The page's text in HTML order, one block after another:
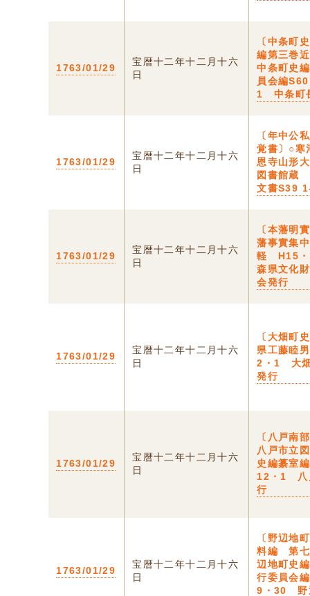
1763/01/29
宝暦十二年十二月十六
日
〔中条町
編第三巻
中条町史
員会編
1 中条町
1763/01/29
宝暦十二年十二月十六
日
〔年中公
覚書〕○寒
恩寺山形
図書館蔵
文書S39
1763/01/29
宝暦十二年十二月十六
日
〔本藩明
藩事實集
軽 H15・
森県文化
会発行
1763/01/29
宝暦十二年十二月十六
日
〔大畑町
県工藤睦
2・1 大
発行
1763/01/29
宝暦十二年十二月十六
日
〔八戸南
八戸市立
史編纂室
12・1 八
行
1763/01/29
宝暦十二年十二月十六
日
〔野辺地
料編 第七
辺地町史
行委員会
9・30 野